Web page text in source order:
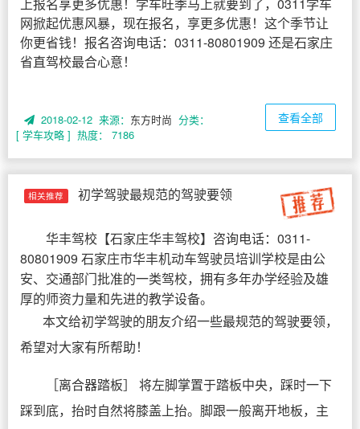
网掀起优惠风暴，现在报名，享更多优惠！这个季节让
你更省钱！报名咨询电话：0311-80801909 还是石家庄
省直驾校最合心意！
2018-02-12 来源： 东方时尚 分类：
[ 学车攻略 ] 热度： 7186
查看全部
相关推荐 初学驾驶最规范的驾驶要领
华丰驾校 【石家庄华丰驾校】咨询电话：0311-
80801909 石家庄市华丰机动车驾驶员培训学校是由公
安、交通部门批准的一类驾校，拥有多年办学经验及雄
厚的师资力量和先进的教学设备。
本文给初学驾驶的朋友介绍一些最规范的驾驶要领，
希望对大家有所帮助！
［离合器踏板］ 将左脚掌置于踏板中央，踩时一下
踩到底，抬时自然将膝盖上抬。脚跟一般离开地板，主